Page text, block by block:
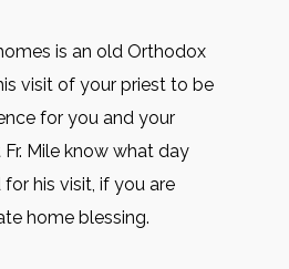
is an old Orthodox
visit of your priest to be
for you and your
Mile know what day
his visit, if you are
home blessing.